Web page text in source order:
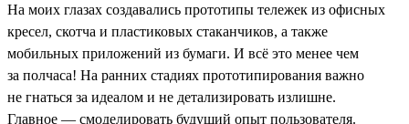
На моих глазах создавались прототипы тележек из офисных
кресел, скотча и пластиковых стаканчиков, а также
мобильных приложений из бумаги. И всё это менее чем
за полчаса! На ранних стадиях прототипирования важно
не гнаться за идеалом и не детализировать излишне.
Главное — смоделировать будущий опыт пользователя.